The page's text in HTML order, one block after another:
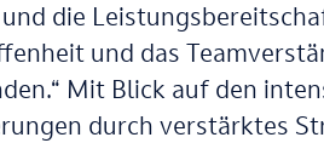
die
und das
Mit Blick auf den
durch verstärktes